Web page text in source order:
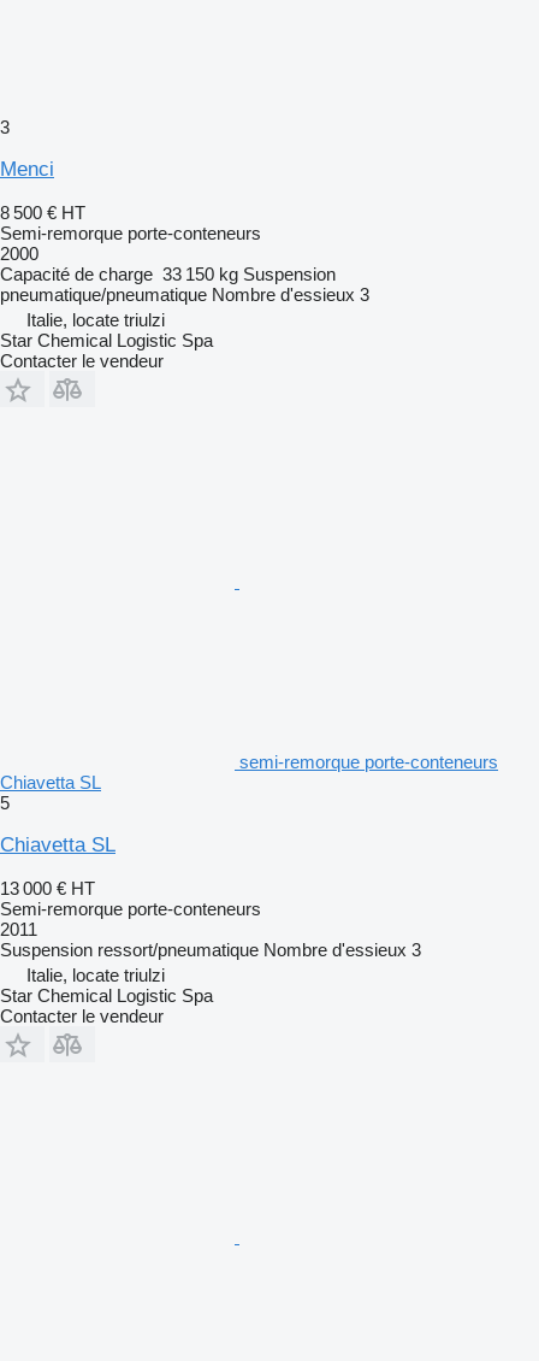
3
Menci
8 500 € HT
Semi-remorque porte-conteneurs
2000
Capacité de charge 33 150 kg Suspension
pneumatique/pneumatique Nombre d'essieux 3
Italie, locate triulzi
Star Chemical Logistic Spa
Contacter le vendeur
semi-remorque porte-conteneurs
Chiavetta SL
5
Chiavetta SL
13 000 € HT
Semi-remorque porte-conteneurs
2011
Suspension ressort/pneumatique Nombre d'essieux 3
Italie, locate triulzi
Star Chemical Logistic Spa
Contacter le vendeur